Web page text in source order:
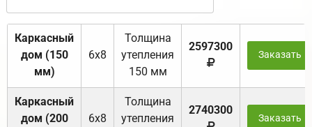
Каркасный
дом (150
мм)
6х8
Толщина
утепления
150 мм
2597300
Заказать
Каркасный
дом (200
6х8
Толщина
утепления
2740300
Заказать